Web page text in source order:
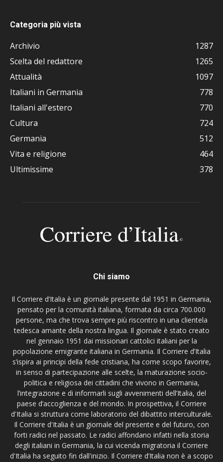
Categoria più vista
Archivio
1287
Scelta del redattore
1265
Attualità
1097
Italiani in Germania
778
Italiani all'estero
770
Cultura
724
Germania
512
Vita e religione
464
Ultimissime
378
Chi siamo
Il Corriere d’Italia è un giornale presente dal 1951 in Germania,
pensato per la comunità italiana, formata da circa 700.000
persone, ma che trova sempre più riscontro in una clientela
tedesca amante della nostra lingua. Il giornale è stato creato
nel gennaio 1951 dai missionari cattolici italiani per la
popolazione emigrante italiana in Germania. Il Corriere d’Italia
s’ispira ai principi della fede cristiana, ha come scopo favorire,
in senso di partecipazione alle scelte, la maturazione socio-
politica e religiosa dei cittadini che vivono in Germania,
l’integrazione e di informarli sugli avvenimenti dell’Italia, del
paese d’accoglienza e del mondo. In prospettiva, il Corriere
d'Italia si struttura come laboratorio del dibattito interculturale.
Il Corriere d'Italia è un giornale del presente e del futuro, con
forti radici nel passato. Le radici affondano infatti nella storia
degli italiani in Germania, la cui vicenda migratoria il Corriere
d'Italia ha seguito fin dall'inizio. Il Corriere d’Italia non è a scopo